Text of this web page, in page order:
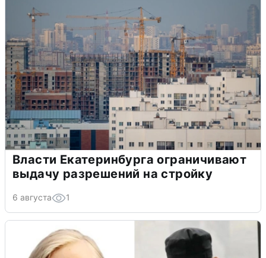
Власти Екатеринбурга ограничивают
выдачу разрешений на стройку
6 августа 1